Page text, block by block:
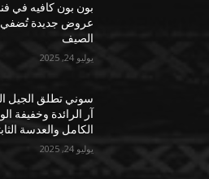
بون بون كافيه في
عروض جديدة تُضفي
الصيف
يوليو 24, 2025
آر الرائدة وخفيفة
الكامل والعدسة
يوليو 24, 2025